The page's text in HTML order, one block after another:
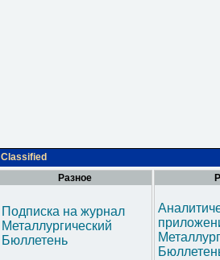
Classified
Разное
Подписка на журнал
Металлургический
Бюллетень